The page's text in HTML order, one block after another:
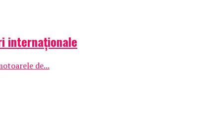
internaționale
de...